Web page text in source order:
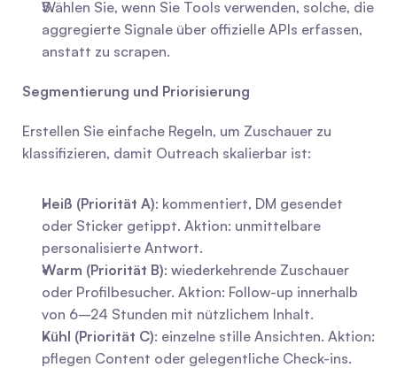
Wählen Sie, wenn Sie Tools verwenden, solche, die
aggregierte Signale über offizielle APIs erfassen,
anstatt zu scrapen.
Segmentierung und Priorisierung
Erstellen Sie einfache Regeln, um Zuschauer zu
klassifizieren, damit Outreach skalierbar ist:
Heiß (Priorität A): kommentiert, DM gesendet
oder Sticker getippt. Aktion: unmittelbare
personalisierte Antwort.
Warm (Priorität B): wiederkehrende Zuschauer
oder Profilbesucher. Aktion: Follow-up innerhalb
von 6–24 Stunden mit nützlichem Inhalt.
Kühl (Priorität C): einzelne stille Ansichten. Aktion:
pflegen Content oder gelegentliche Check-ins.